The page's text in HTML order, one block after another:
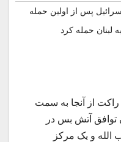
پس از اولین حمله
حمله کرد
از آنجا به سمت
توافق آتش بس در
الله و یک مرکز